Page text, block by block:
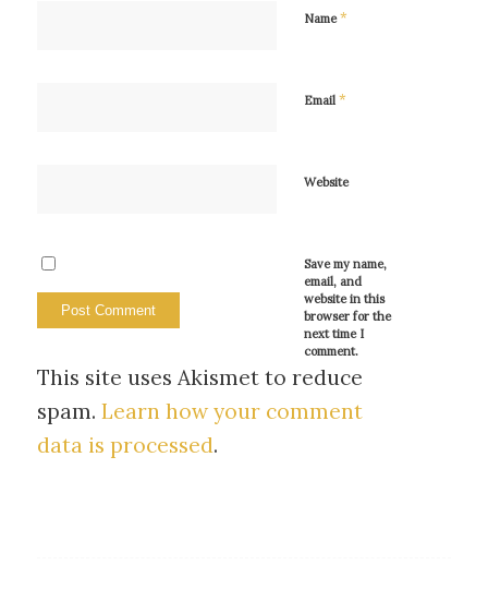
Name*
Email *
Website
Save my name,
email, and
website in this
browser for the
next time I
comment.
This site uses Akismet to reduce
spam. Learn how your comment
data is processed.